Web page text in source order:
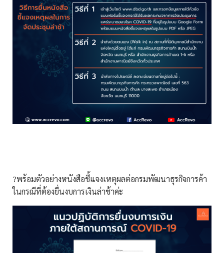
?พร้อมตัวอย่างหนังสือชี้แจงเหตุผลต่อกรมพัฒนาธุรกิจการค้า
ในกรณีที่ต้องยื่นงบการเงินล่าช้าค่ะ